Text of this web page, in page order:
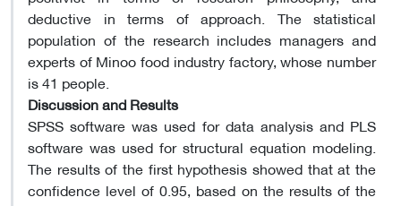
deductive in terms of approach. The statistical
population of the research includes managers and
experts of Minoo food industry factory, whose number
is 41 people.
Discussion and Results
SPSS software was used for data analysis and PLS
software was used for structural equation modeling.
The results of the first hypothesis showed that at the
confidence level of 0.95, based on the results of the